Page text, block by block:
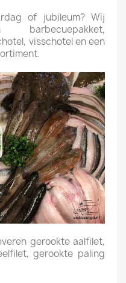
of jubileum? Wij
visschotel en een
gerookte aalfilet,
gerookte paling